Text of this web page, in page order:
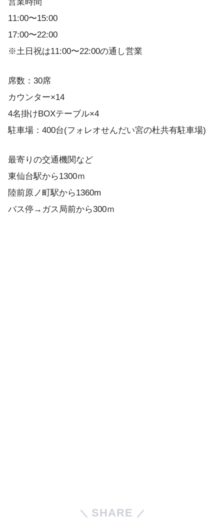
11:00〜15:00
17:00〜22:00
※土日祝は11:00〜22:00の通し営業
席数：30席
カウンター×14
4名掛けBOXテーブル×4
駐車場：400台(フォレオせんだい宮の杜共有駐車場)
最寄りの交通機関など
東仙台駅から1300ｍ
陸前原ノ町駅から1360m
バス停→ガス局前から300ｍ
SHARE